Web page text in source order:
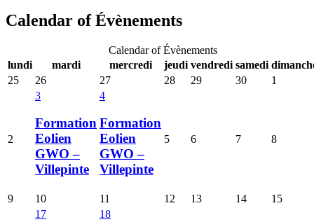
Calendar of Évènements
Calendar of Évènements
lundi
mardi mercredi jeudi vendredi samedi
25
26 27 28 29 30 1
2
3
Formation
Eolien
GWO –
Villepinte
4
Formation
Eolien
GWO –
Villepinte
5 6 7 8
9 10 11 12 13 14 15
17 18